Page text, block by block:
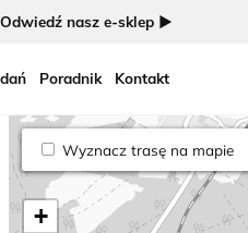
Odwiedź nasz e-sklep ►
Poradnik Kontakt
Wyznacz trasę na mapie
+